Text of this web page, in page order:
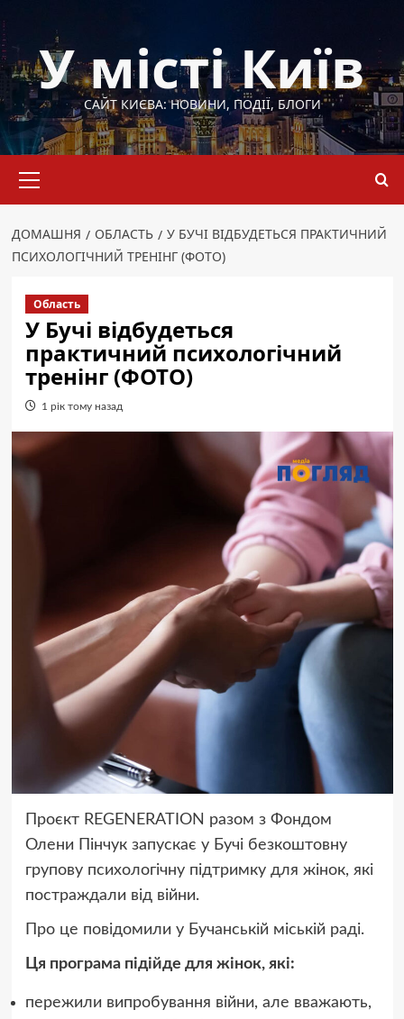
до
вмістуУ місті Київ
САЙТ КИЄВА: НОВИНИ, ПОДІЇ, БЛОГИ
меню
ДОМАШНЯ ОБЛАСТЬ
У БУЧІ ВІДБУДЕТЬСЯ ПРАКТИЧНИЙ
ПСИХОЛОГІЧНИЙ ТРЕНІНГ (ФОТО)
Область
У Бучі відбудеться
практичний психологічний
тренінг (ФОТО)
1 рік тому назад
Проєкт REGENERATION разом з Фондом
Олени Пінчук запускає у Бучі безкоштовну
групову психологічну підтримку для жінок, які
постраждали від війни.
Про це повідомили у Бучанській міській раді.
Ця програма підійде для жінок, які:
пережили випробування війни, але вважають,